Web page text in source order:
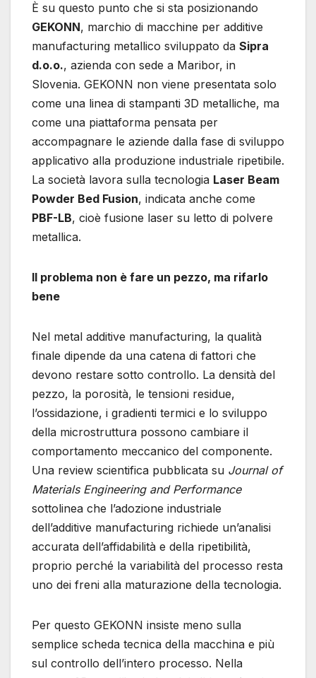
È su questo punto che si sta posizionando
GEKONN, marchio di macchine per additive
manufacturing metallico sviluppato da Sipra
d.o.o., azienda con sede a Maribor, in
Slovenia. GEKONN non viene presentata solo
come una linea di stampanti 3D metalliche, ma
come una piattaforma pensata per
accompagnare le aziende dalla fase di sviluppo
applicativo alla produzione industriale ripetibile.
La società lavora sulla tecnologia Laser Beam
Powder Bed Fusion, indicata anche come
PBF-LB, cioè fusione laser su letto di polvere
metallica.
Il problema non è fare un pezzo, ma rifarlo
bene
Nel metal additive manufacturing, la qualità
finale dipende da una catena di fattori che
devono restare sotto controllo. La densità del
pezzo, la porosità, le tensioni residue,
l’ossidazione, i gradienti termici e lo sviluppo
della microstruttura possono cambiare il
comportamento meccanico del componente.
Una review scientifica pubblicata su Journal of
Materials Engineering and Performance
sottolinea che l’adozione industriale
dell’additive manufacturing richiede un’analisi
accurata dell’affidabilità e della ripetibilità,
proprio perché la variabilità del processo resta
uno dei freni alla maturazione della tecnologia.
Per questo GEKONN insiste meno sulla
semplice scheda tecnica della macchina e più
sul controllo dell’intero processo. Nella